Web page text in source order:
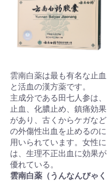
雲南白薬は最も有名な止血
と活血の漢方薬です。
主成分である田七人参は、
止血、化膿止め、鎮痛効果
があり、古くからケガなど
の外傷性出血を止めるのに
用いられています。女性に
は、生理不正出血に効果が
優れている。
雲南白薬（うんなんびゃく